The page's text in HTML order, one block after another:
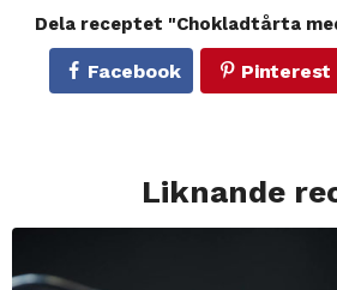
Dela receptet "Chokladtårta
Facebook Pinterest
Liknande